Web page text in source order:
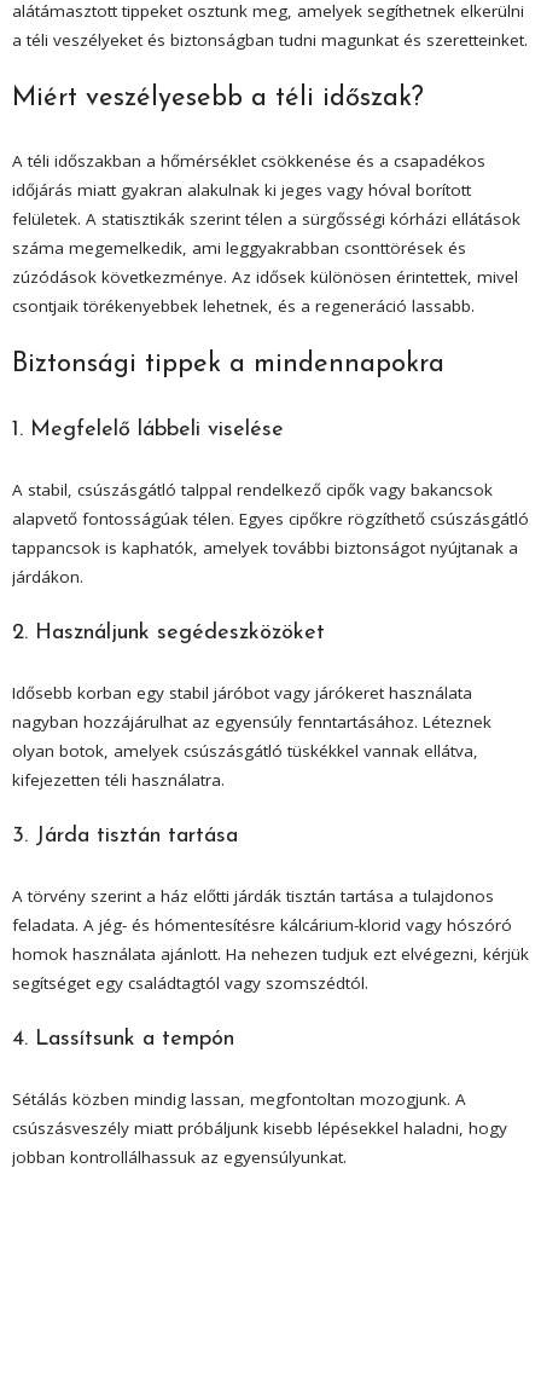
alátámasztott tippeket osztunk meg, amelyek segíthetnek elkerülni
a téli veszélyeket és biztonságban tudni magunkat és szeretteinket.
Miért veszélyesebb a téli időszak?
A téli időszakban a hőmérséklet csökkenése és a csapadékos
időjárás miatt gyakran alakulnak ki jeges vagy hóval borított
felületek. A statisztikák szerint télen a sürgősségi kórházi ellátások
száma megemelkedik, ami leggyakrabban csonttörések és
zúzódások következménye. Az idősek különösen érintettek, mivel
csontjaik törékenyebbek lehetnek, és a regeneráció lassabb.
Biztonsági tippek a mindennapokra
1. Megfelelő lábbeli viselése
A stabil, csúszásgátló talppal rendelkező cipők vagy bakancsok
alapvető fontosságúak télen. Egyes cipőkre rögzíthető csúszásgátló
tappancsok is kaphatók, amelyek további biztonságot nyújtanak a
járdákon.
2. Használjunk segédeszközöket
Idősebb korban egy stabil járóbot vagy járókeret használata
nagyban hozzájárulhat az egyensúly fenntartásához. Léteznek
olyan botok, amelyek csúszásgátló tüskékkel vannak ellátva,
kifejezetten téli használatra.
3. Járda tisztán tartása
A törvény szerint a ház előtti járdák tisztán tartása a tulajdonos
feladata. A jég- és hómentesítésre kálcárium-klorid vagy hószóró
homok használata ajánlott. Ha nehezen tudjuk ezt elvégezni, kérjük
segítséget egy családtagtól vagy szomszédtól.
4. Lassítsunk a tempón
Sétálás közben mindig lassan, megfontoltan mozogjunk. A
csúszásveszély miatt próbáljunk kisebb lépésekkel haladni, hogy
jobban kontrollálhassuk az egyensúlyunkat.